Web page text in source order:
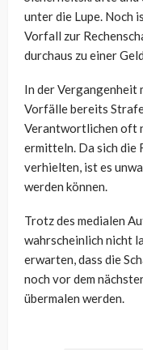
unter die Lupe. Noch
Vorfall zur
durchaus zu einer
In der Vergangenheit
Vorfälle bereits
Verantwortlichen oft
ermitteln. Da sich die
verhielten, ist es
werden können.
Trotz des medialen
wahrscheinlich nicht
erwarten, dass die
noch vor dem
übermalen werden.